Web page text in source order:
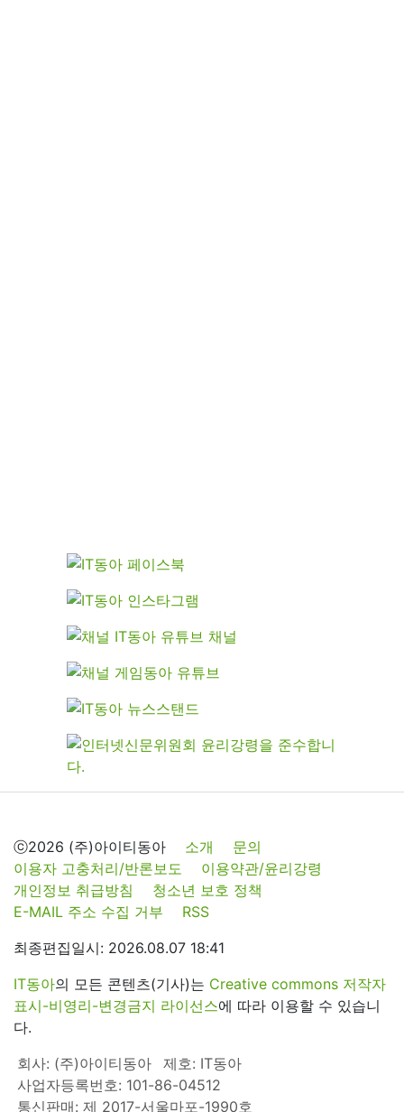
ⓒ2026 (주)아이티동아 소개
문의
이용자 고충처리/반론보도
이용약관/윤리강령
개인정보 취급방침
청소년 보호 정책
E-MAIL 주소 수집 거부
RSS
최종편집일시: 2026.08.07 18:41
IT동아의 모든 콘텐츠(기사)는 Creative commons 저작자
표시-비영리-변경금지 라이선스에 따라 이용할 수 있습니
다.
회사: (주)아이티동아
제호: IT동아
사업자등록번호: 101-86-04512
통신판매: 제 2017-서울마포-1990호